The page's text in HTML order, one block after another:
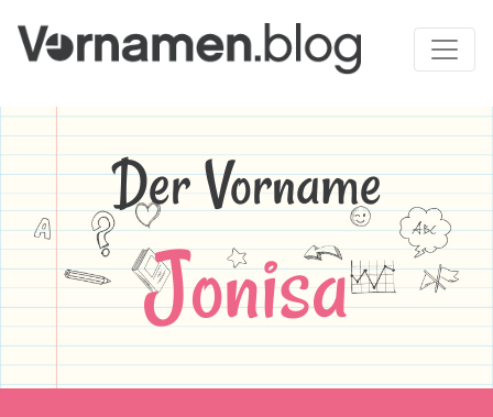
Der Vorname
Jonisa